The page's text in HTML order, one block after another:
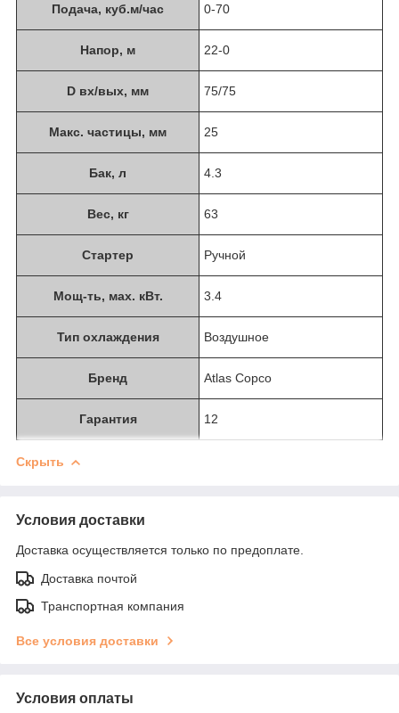
Подача, куб.м/час 0-70
Напор, м 22-0
D вх/вых, мм 75/75
Макс. частицы, мм 25
Бак, л 4.3
Вес, кг 63
Стартер Ручной
Мощ-ть, мax. кВт. 3.4
Тип охлаждения Воздушное
Бренд Atlas Copco
Гарантия 12
Скрыть
Условия доставки
Доставка осуществляется только по предоплате.
Доставка почтой
Транспортная компания
Все условия доставки
Условия оплаты